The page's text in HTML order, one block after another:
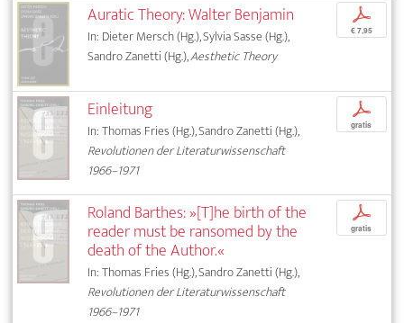
Auratic Theory: Walter Benjamin
In: Dieter Mersch (Hg.), Sylvia Sasse (Hg.),
Sandro Zanetti (Hg.),Aesthetic Theory
p
€ 7,95
Einleitung
In: Thomas Fries (Hg.), Sandro Zanetti (Hg.),
Revolutionen der Literaturwissenschaft
1966–1971
p
gratis
Roland Barthes: »[T]he birth of the
reader must be ransomed by the
death of the Author.«
In: Thomas Fries (Hg.), Sandro Zanetti (Hg.),
Revolutionen der Literaturwissenschaft
1966–1971
p
gratis